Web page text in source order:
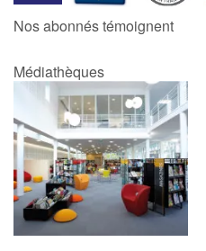
Apprendre les langues
Nos listes de lecture
Les plus lus
Coups de coeur
Nos abonnés témoignent
Médiathèques